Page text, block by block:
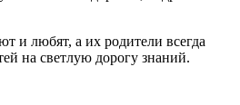
и любят, а их родители всегда
на светлую дорогу знаний.